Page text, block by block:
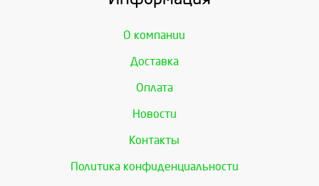
О компании
Доставка
Оплата
Новости
Контакты
Политика конфиденциальности